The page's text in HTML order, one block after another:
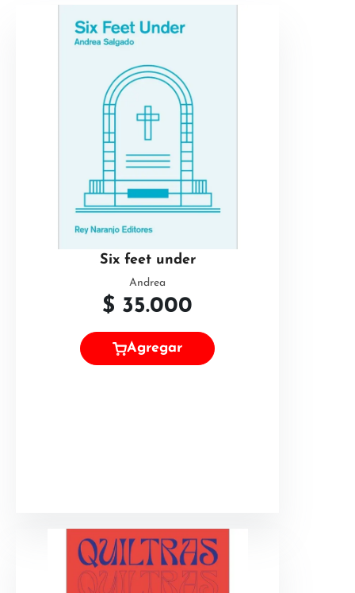
Six feet under
Andrea
$ 35.000
Agregar